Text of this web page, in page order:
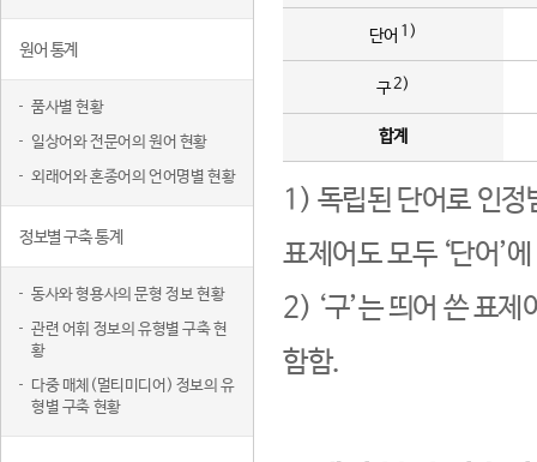
원어 통계
품사별 현황
일상어와 전문어의 원어 현황
외래어와 혼종어의 언어명별 현황
정보별 구축 통계
동사와 형용사의 문형 정보 현황
관련 어휘 정보의 유형별 구축 현
황
다중 매체(멀티미디어) 정보의 유
형별 구축 현황
단어 1)
구2)
합계
1) 독립된 단어로 인정
표제어도 모두 ‘단어’
2) ‘구’는 띄어 쓴 표
함함.